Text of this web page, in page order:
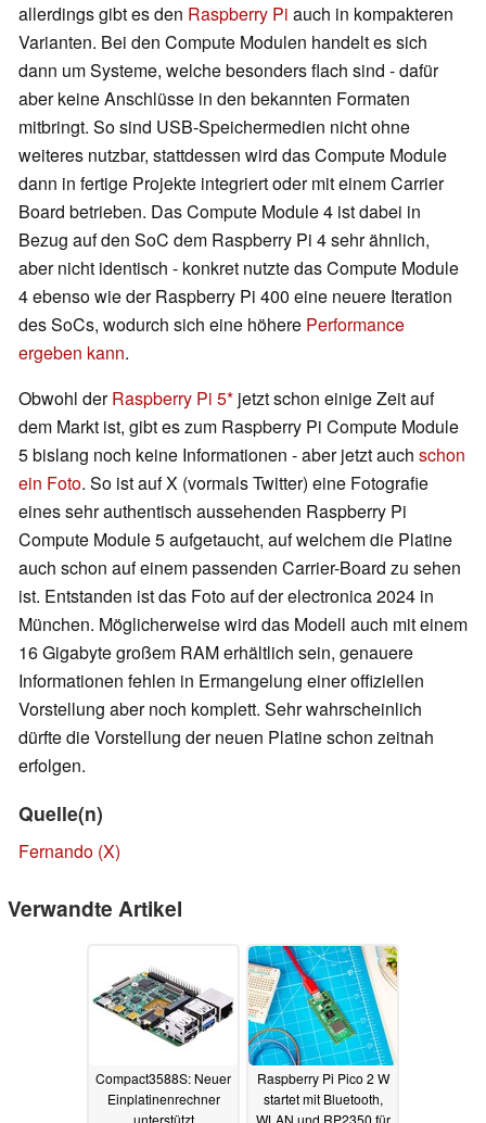
allerdings gibt es den Raspberry Pi auch in kompakteren
Varianten. Bei den Compute Modulen handelt es sich
dann um Systeme, welche besonders flach sind - dafür
aber keine Anschlüsse in den bekannten Formaten
mitbringt. So sind USB-Speichermedien nicht ohne
weiteres nutzbar, stattdessen wird das Compute Module
dann in fertige Projekte integriert oder mit einem Carrier
Board betrieben. Das Compute Module 4 ist dabei in
Bezug auf den SoC dem Raspberry Pi 4 sehr ähnlich,
aber nicht identisch - konkret nutzte das Compute Module
4 ebenso wie der Raspberry Pi 400 eine neuere Iteration
des SoCs, wodurch sich eine höhere Performance
ergeben kann.
Obwohl derRaspberry Pi 5 jetzt schon einige Zeit auf
dem Markt ist, gibt es zum Raspberry Pi Compute Module
5 bislang noch keine Informationen - aber jetzt auch schon
ein Foto. So ist auf X (vormals Twitter) eine Fotografie
eines sehr authentisch aussehenden Raspberry Pi
Compute Module 5 aufgetaucht, auf welchem die Platine
auch schon auf einem passenden Carrier-Board zu sehen
ist. Entstanden ist das Foto auf der electronica 2024 in
München. Möglicherweise wird das Modell auch mit einem
16 Gigabyte großem RAM erhältlich sein, genauere
Informationen fehlen in Ermangelung einer offiziellen
Vorstellung aber noch komplett. Sehr wahrscheinlich
dürfte die Vorstellung der neuen Platine schon zeitnah
erfolgen.
Quelle(n)
Fernando (X)
Verwandte Artikel
Compact3588S: Neuer
Einplatinenrechner
Raspberry Pi Pico 2 W
startet mit Bluetooth,